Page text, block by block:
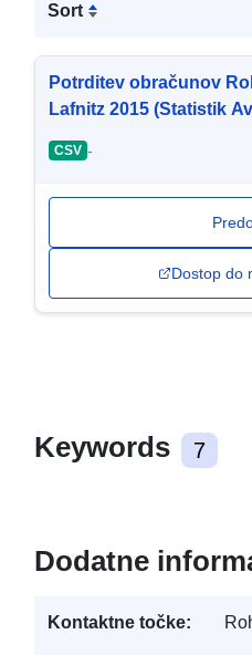
Sort
Potrditev obračunov
Lafnitz 2015 (Statistik
CSV -
Dostop do
Keywords 7
Dodatne
Kontaktne točke: